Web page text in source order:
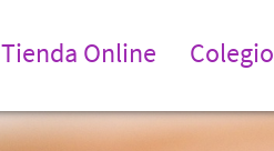
Tienda Online Colegio